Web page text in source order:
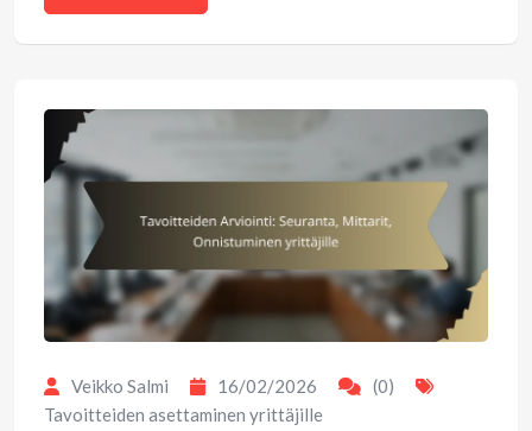
Veikko Salmi 16/02/2026
(0)
Tavoitteiden asettaminen yrittäjille